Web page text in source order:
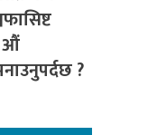
औं
?